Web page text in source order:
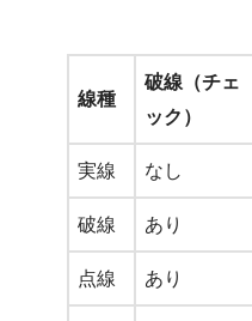
線種
破線（チェ
ック）
実線 なし
破線 あり
点線 あり